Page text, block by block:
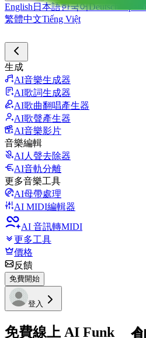
English 日本語한국어Deutsch
繁體中文Tiếng Việt
生成
AI音樂生成器
AI歌詞生成器
AI歌曲翻唱產生器
AI歌聲產生器
AI音樂影片
音樂編輯
AI人聲去除器
AI音軌分離
更多音樂工具
AI母帶處理
AI MIDI編輯器
AI 音訊轉MIDI
更多工具
價格
反饋
免費開始
登入
免費線上 AI Funk